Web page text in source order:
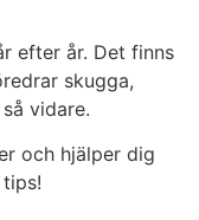
efter år. Det finns
skugga,
vidare.
och hjälper dig